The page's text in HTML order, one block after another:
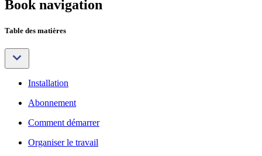
Book navigation
Table des matières
Installation
Abonnement
Comment démarrer
Organiser le travail